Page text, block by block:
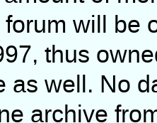
will be
thus
as well. No
archive